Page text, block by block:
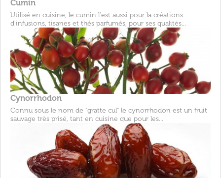
Cumin
Utilisé en cuisine, le cumin l'est aussi pour la créations
d'infusions, tisanes et thés parfumés, pour ses qualités...
Cynorrhodon
Connu sous le nom de "gratte cul" le cynorrhodon est un fruit
sauvage très prisé, tant en cuisine que pour les...